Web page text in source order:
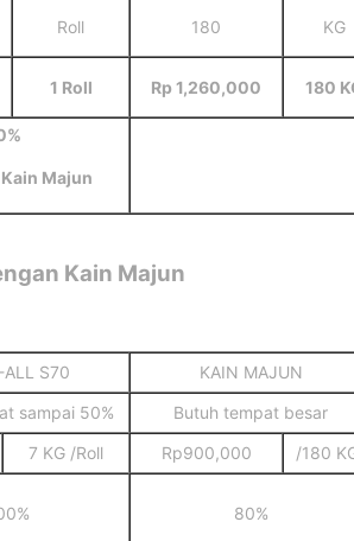
Roll 180 KG
1 Roll Rp 1,260,000 180
Majun
Kain Majun
ALL S70
KAIN MAJUN
sampai 50%
Butuh tempat besar
7 KG /Roll Rp900,000 /180
80%